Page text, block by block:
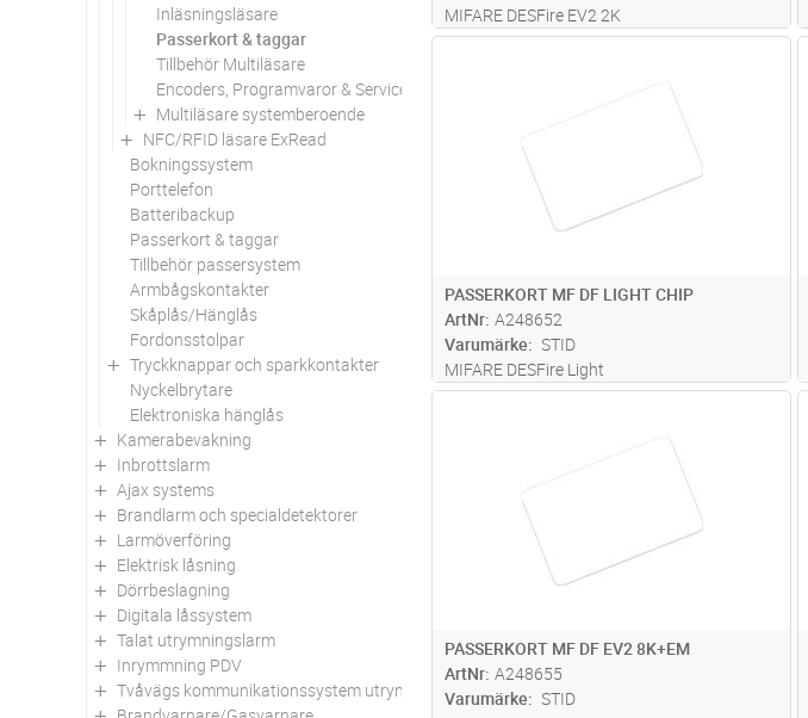
Inläsningsläsare
Passerkort & taggar
Tillbehör Multiläsare
Encoders, Programvaror & Service
Multiläsare systemberoende
NFC/RFID läsare ExRead
Bokningssystem
Porttelefon
Batteribackup
Passerkort & taggar
Tillbehör passersystem
Armbågskontakter
Skåplås/Hänglås
Fordonsstolpar
Tryckknappar och sparkkontakter
Nyckelbrytare
Elektroniska hänglås
Kamerabevakning
Inbrottslarm
Ajax systems
Brandlarm och specialdetektorer
Larmöverföring
Elektrisk låsning
Dörrbeslagning
Digitala låssystem
Talat utrymningslarm
Inrymmning PDV
Tvåvägs kommunikationssystem utrymningsplats
MIFARE DESFire EV2 2K
PASSERKORT MF DF LIGHT CHIP
ArtNr A248652
Varumärke
STID
MIFARE DESFire Light
PASSERKORT MF DF EV2 8K+EM
ArtNr A248655
Varumärke
STID